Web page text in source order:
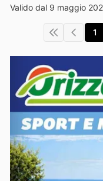
Valido dal 9 maggio
1